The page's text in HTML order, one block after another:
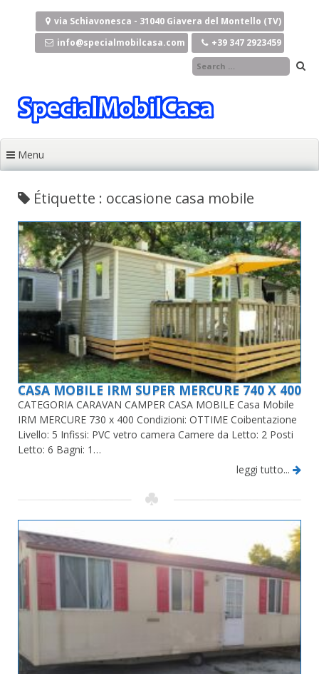
via Schiavonesca - 31040 Giavera del Montello (TV)
info@specialmobilcasa.com
+39 347 2923459
Menu
Étiquette : occasione casa mobile
CASA MOBILE IRM SUPER MERCURE 740 X 400
CATEGORIA CARAVAN CAMPER CASA MOBILE Casa Mobile
IRM MERCURE 730 x 400 Condizioni: OTTIME Coibentazione
Livello: 5 Infissi: PVC vetro camera Camere da Letto: 2 Posti
Letto: 6 Bagni: 1…
leggi tutto...